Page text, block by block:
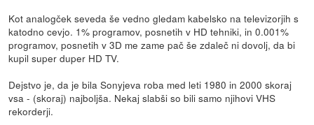
Kot analogček seveda še vedno gledam kabelsko na televizorjih s
katodno cevjo. 1% programov, posnetih v HD tehniki, in 0.001%
programov, posnetih v 3D me zame pač še zdaleč ni dovolj, da bi
kupil super duper HD TV.
Dejstvo je, da je bila Sonyjeva roba med leti 1980 in 2000 skoraj
vsa - (skoraj) najboljša. Nekaj slabši so bili samo njihovi VHS
rekorderji.